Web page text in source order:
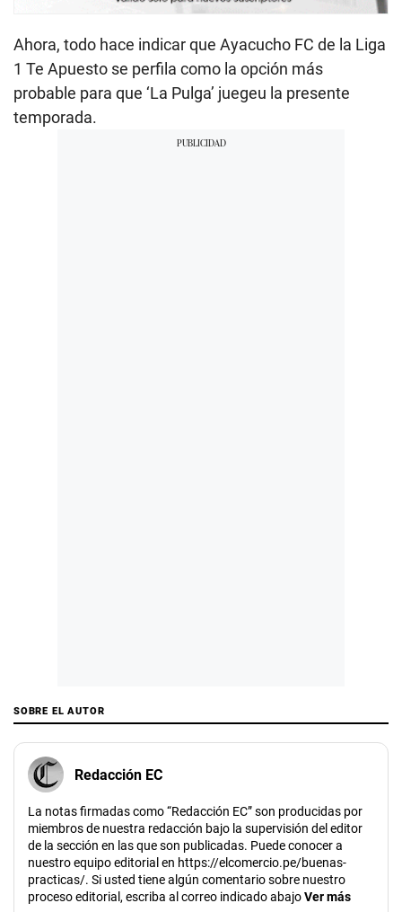
Ahora, todo hace indicar que Ayacucho FC de la Liga
1 Te Apuesto se perfila como la opción más
probable para que ‘La Pulga’ juegeu la presente
temporada.
SOBRE EL AUTOR
Redacción EC
La notas firmadas como “Redacción EC” son producidas por
miembros de nuestra redacción bajo la supervisión del editor
de la sección en las que son publicadas. Puede conocer a
nuestro equipo editorial en https://elcomercio.pe/buenas-
practicas/. Si usted tiene algún comentario sobre nuestro
proceso editorial, escriba al correo indicado abajoVer más